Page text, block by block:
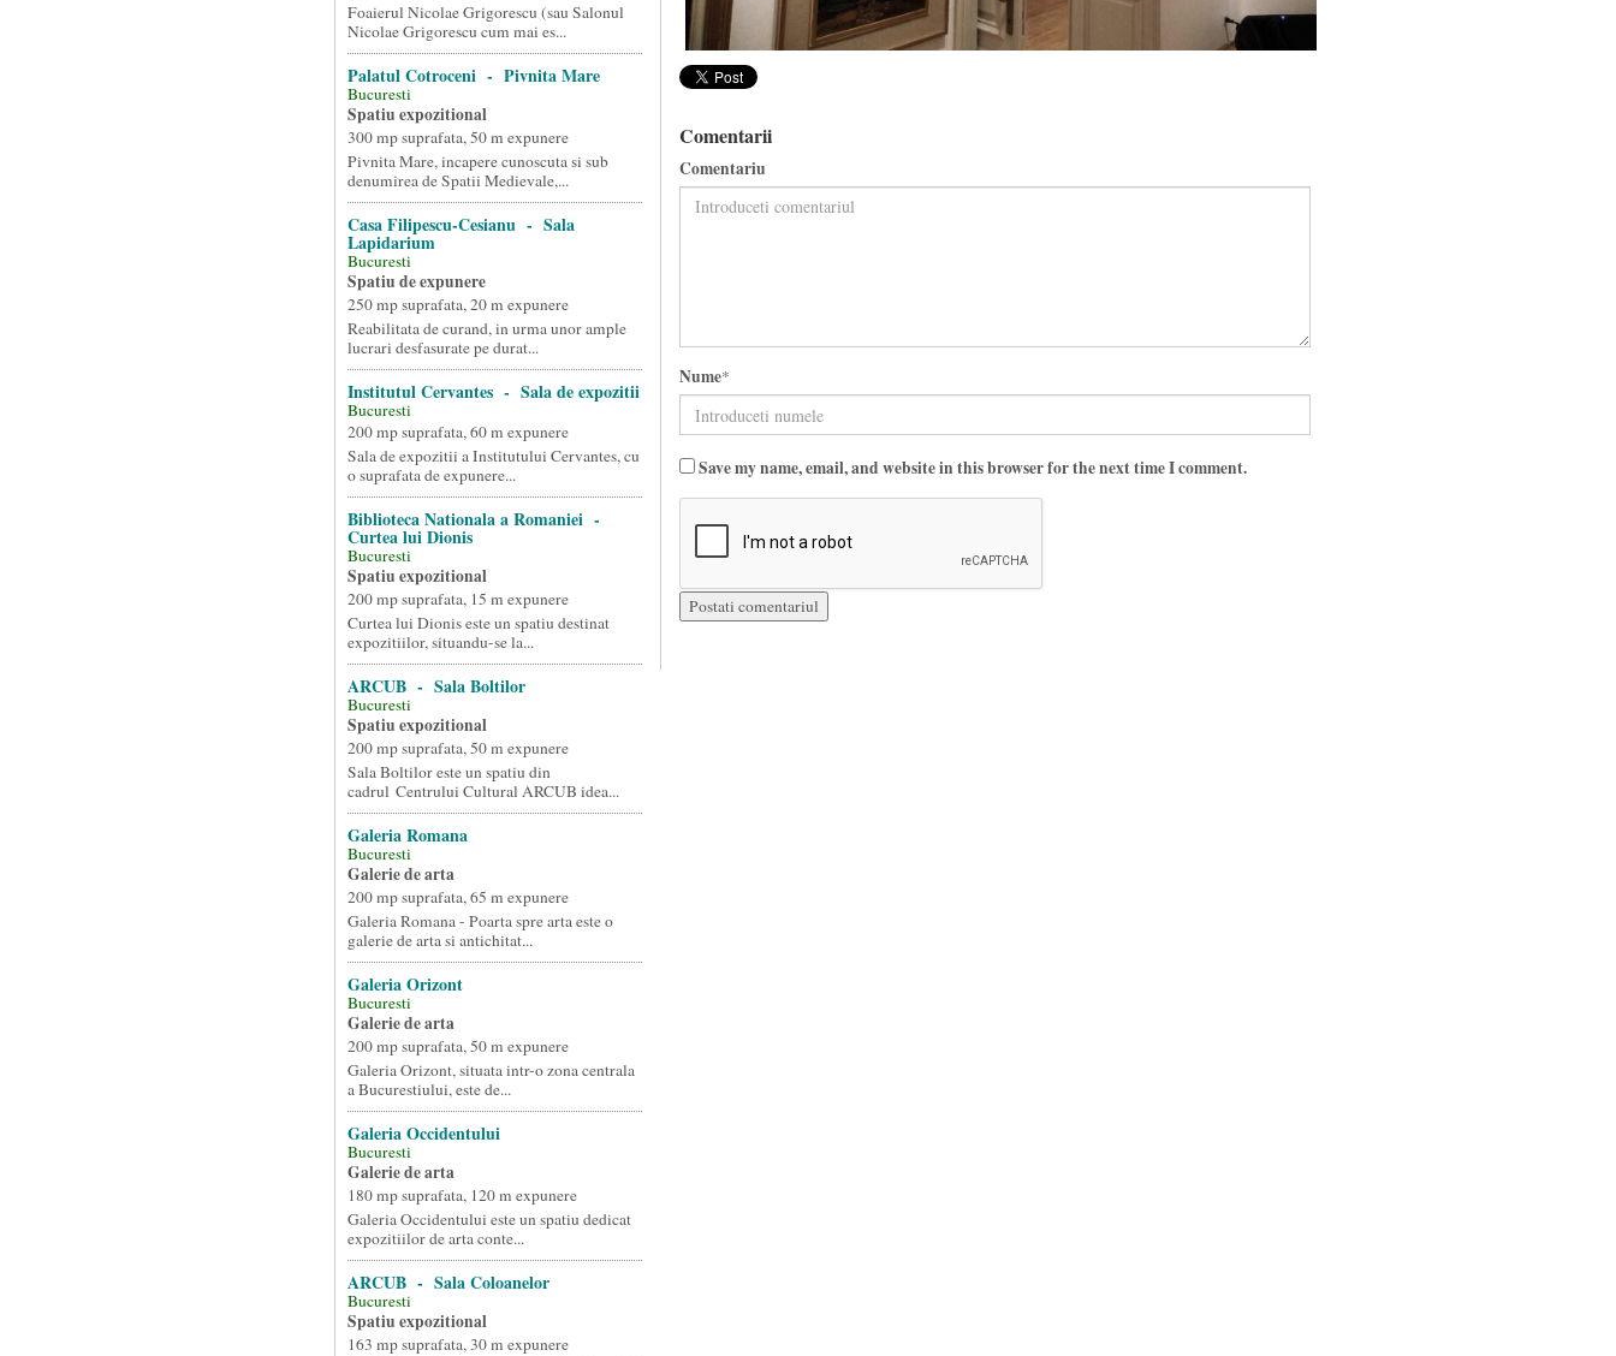
Foaierul Nicolae Grigorescu (sau Salonul
Nicolae Grigorescu cum mai es...
Palatul Cotroceni - Pivnita Mare
Bucuresti
Spatiu expozitional
300 mp suprafata, 50 m expunere
Pivnita Mare, incapere cunoscuta si sub
denumirea de Spatii Medievale,...
Casa Filipescu-Cesianu - Sala
Lapidarium
Bucuresti
Spatiu de expunere
250 mp suprafata, 20 m expunere
Reabilitata de curand, in urma unor ample
lucrari desfasurate pe durat...
Institutul Cervantes - Sala de expozitii
Bucuresti
200 mp suprafata, 60 m expunere
Sala de expozitii a Institutului Cervantes, cu
o suprafata de expunere...
Biblioteca Nationala a Romaniei -
Curtea lui Dionis
Bucuresti
Spatiu expozitional
200 mp suprafata, 15 m expunere
Curtea lui Dionis este un spatiu destinat
expozitiilor, situandu-se la...
ARCUB - Sala Boltilor
Bucuresti
Spatiu expozitional
200 mp suprafata, 50 m expunere
Sala Boltilor este un spatiu din
cadrul Centrului Cultural ARCUB idea...
Galeria Romana
Bucuresti
Galerie de arta
200 mp suprafata, 65 m expunere
Galeria Romana - Poarta spre arta este o
galerie de arta si antichitat...
Galeria Orizont
Bucuresti
Galerie de arta
200 mp suprafata, 50 m expunere
Galeria Orizont, situata intr-o zona centrala
a Bucurestiului, este de...
Galeria Occidentului
Bucuresti
Galerie de arta
180 mp suprafata, 120 m expunere
Galeria Occidentului este un spatiu dedicat
expozitiilor de arta conte...
ARCUB - Sala Coloanelor
Bucuresti
Spatiu expozitional
163 mp suprafata, 30 m expunere
Comentarii
Comentariu
Nume*
Save my name, email, and website in this browser for the next time I comment.